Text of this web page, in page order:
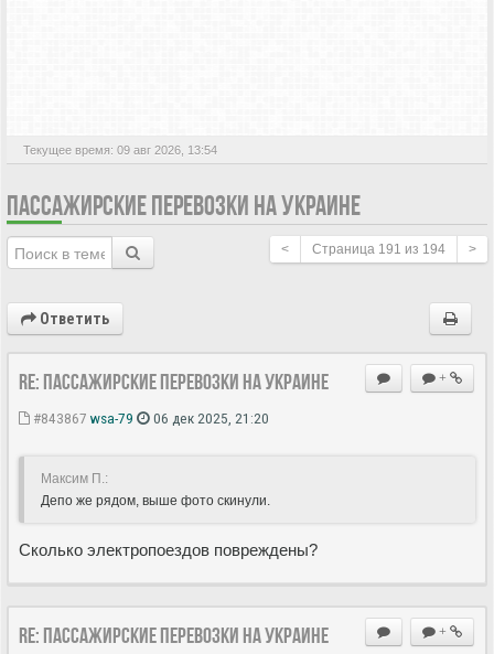
Текущее время: 09 авг 2026, 13:54
ПАССАЖИРСКИЕ ПЕРЕВОЗКИ НА УКРАИНЕ
< Страница 191 из 194 >
Ответить
+
Re: Пассажирские перевозки на Украине
#843867 wsa-79 06 дек 2025, 21:20
Максим П.:
Депо же рядом, выше фото скинули.
Сколько электропоездов повреждены?
+
Re: Пассажирские перевозки на Украине